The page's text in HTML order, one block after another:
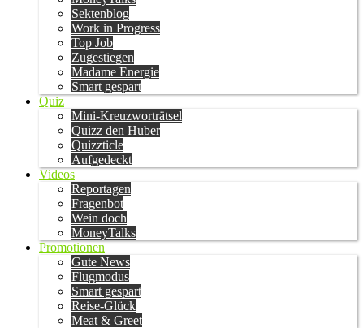
Sektenblog
Work in Progress
Top Job
Zugestiegen
Madame Energie
Smart gespart
Quiz
Mini-Kreuzworträtsel
Quizz den Huber
Quizzticle
Aufgedeckt
Videos
Reportagen
Fragenbot
Wein doch
MoneyTalks
Promotionen
Gute News
Flugmodus
Smart gespart
Reise-Glück
Meat & Greet